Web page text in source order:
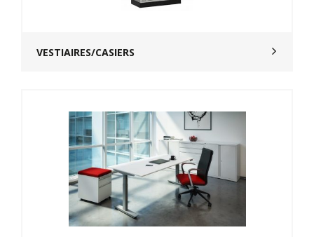
VESTIAIRES/CASIERS